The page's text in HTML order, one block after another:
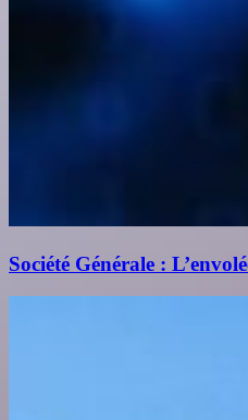
Société Générale :